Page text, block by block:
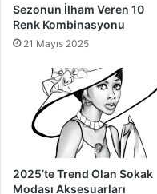
Sezonun İlham Veren 10
Renk Kombinasyonu
21 Mayıs 2025
2025’te Trend Olan Sokak
Modası Aksesuarları